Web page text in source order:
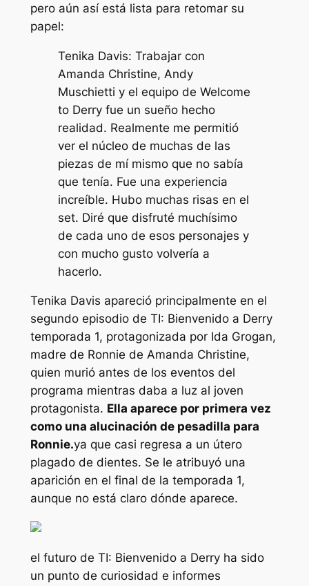
pero aún así está lista para retomar su
papel:
Tenika Davis: Trabajar con
Amanda Christine, Andy
Muschietti y el equipo de Welcome
to Derry fue un sueño hecho
realidad. Realmente me permitió
ver el núcleo de muchas de las
piezas de mí mismo que no sabía
que tenía. Fue una experiencia
increíble. Hubo muchas risas en el
set. Diré que disfruté muchísimo
de cada uno de esos personajes y
con mucho gusto volvería a
hacerlo.
Tenika Davis apareció principalmente en el
segundo episodio de TI: Bienvenido a Derry
temporada 1, protagonizada por Ida Grogan,
madre de Ronnie de Amanda Christine,
quien murió antes de los eventos del
programa mientras daba a luz al joven
protagonista. Ella aparece por primera vez
como una alucinación de pesadilla para
Ronnie.ya que casi regresa a un útero
plagado de dientes. Se le atribuyó una
aparición en el final de la temporada 1,
aunque no está claro dónde aparece.
el futuro de TI: Bienvenido a Derry ha sido
un punto de curiosidad e informes